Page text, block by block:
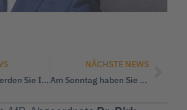
Herr Merz, werden Sie Ihrer Verantwortung endlich gerecht!
NÄCHSTE NEWS
Am Sonntag haben Sie die Wahl, zumindest in NRW.